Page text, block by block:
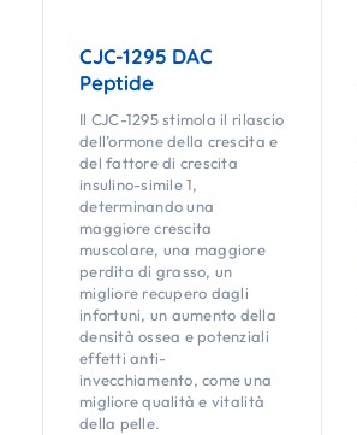
CJC-1295 DAC
Peptide
Il CJC-1295 stimola il rilascio
dell’ormone della crescita e
del fattore di crescita
insulino-simile 1,
determinando una
maggiore crescita
muscolare, una maggiore
perdita di grasso, un
migliore recupero dagli
infortuni, un aumento della
densità ossea e potenziali
effetti anti-
invecchiamento, come una
migliore qualità e vitalità
della pelle.